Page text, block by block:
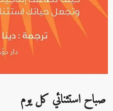
صباح استثنائي كل يوم